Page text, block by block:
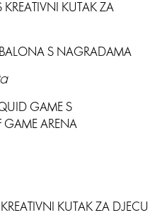
KUTAK ZA
S NAGRADAMA
GAME S
GAME ARENA
KUTAK ZA DJECU